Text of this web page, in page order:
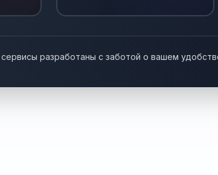
сервисы разработаны с заботой о вашем